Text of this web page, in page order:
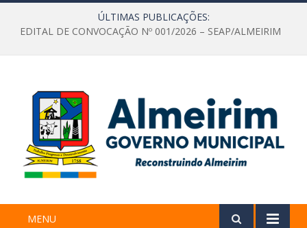
ÚLTIMAS PUBLICAÇÕES:
EDITAL DE CONVOCAÇÃO Nº 001/2026 – SEAP/ALMEIRIM
MENU